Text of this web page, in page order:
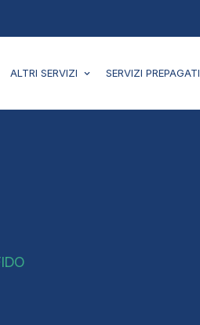
ALTRI SERVIZI SERVIZI PREPAGATI